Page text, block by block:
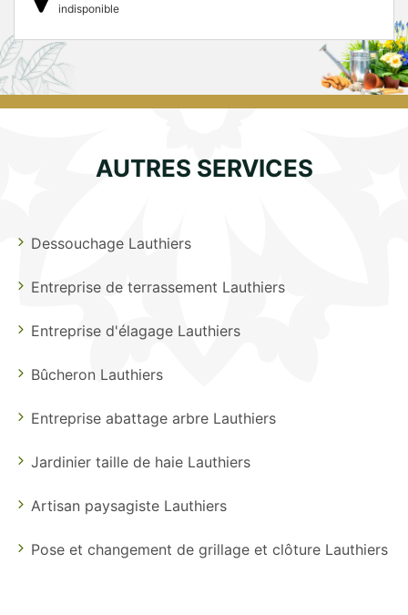
indisponible
AUTRES SERVICES
Dessouchage Lauthiers
Entreprise de terrassement Lauthiers
Entreprise d'élagage Lauthiers
Bûcheron Lauthiers
Entreprise abattage arbre Lauthiers
Jardinier taille de haie Lauthiers
Artisan paysagiste Lauthiers
Pose et changement de grillage et clôture Lauthiers